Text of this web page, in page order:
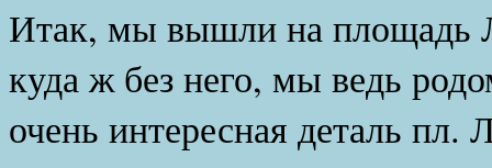
Итак, мы вышли на площадь
куда ж без него, мы ведь
очень интересная деталь пл.